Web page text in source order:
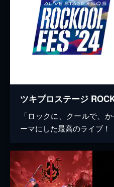
ツキプロステージ
「ロックに、クールで、
ーマにした最高のライブ！